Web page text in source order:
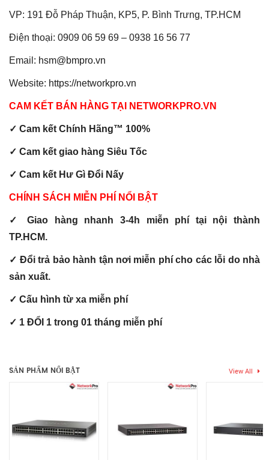
VP: 191 Đỗ Pháp Thuận, KP5, P. Bình Trưng, TP.HCM
Điện thoại: 0909 06 59 69 – 0938 16 56 77
Email: hsm@bmpro.vn
Website: https://networkpro.vn
CAM KẾT BÁN HÀNG TẠI NETWORKPRO.VN
✓ Cam kết Chính Hãng™ 100%
✓ Cam kết giao hàng Siêu Tốc
✓ Cam kết Hư Gì Đổi Nấy
CHÍNH SÁCH MIỄN PHÍ NỔI BẬT
✓ Giao hàng nhanh 3-4h miễn phí tại nội thành
TP.HCM.
✓ Đổi trả bảo hành tận nơi miễn phí cho các lỗi do nhà
sản xuất.
✓ Cấu hình từ xa miễn phí
✓ 1 ĐỔI 1 trong 01 tháng miễn phí
Hãy là người đầu tiên nhận xét “J9777A Switch Aruba 2530 8
Ports 10/100/1000, 2 GE Uplink”
SẢN PHẨM NỔI BẬT View All